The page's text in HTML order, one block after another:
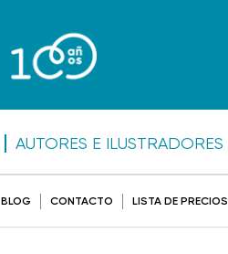
AUTORES E ILUSTRADORES
BLOG CONTACTO LISTA DE PRECIOS